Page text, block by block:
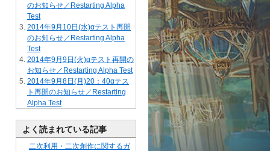
のお知らせ／Restarting Alpha
Test
2014年9月10日(水)αテスト再開
のお知らせ／Restarting Alpha
Test
2014年9月9日(火)αテスト再開の
お知らせ／Restarting Alpha Test
2014年9月8日(月)20：40αテス
ト再開のお知らせ／Restarting
Alpha Test
よく読まれている記事
二次利用・二次創作に関するガ